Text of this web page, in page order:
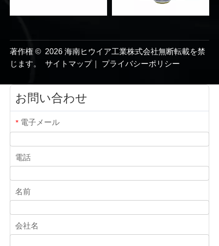
著作権 © 2026 海南ヒウイア工業株式会社無断転載を禁
じます。 サイトマップ｜ プライバシーポリシー
お問い合わせ
* 電子メール
電話
名前
会社名